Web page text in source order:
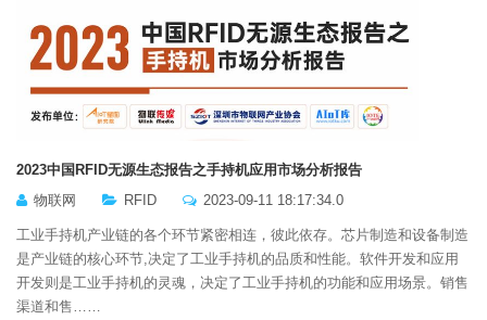
2023中国RFID无源生态报告之手持机应用市场分析报告
物联网
RFID 2023-09-11 18:17:34.0
工业手持机产业链的各个环节紧密相连，彼此依存。芯片制造和设备制造
是产业链的核心环节,决定了工业手持机的品质和性能。软件开发和应用
开发则是工业手持机的灵魂，决定了工业手持机的功能和应用场景。销售
渠道和售……